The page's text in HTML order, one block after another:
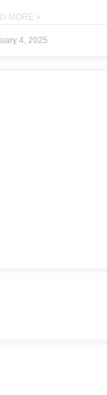
MORE »
4, 2025